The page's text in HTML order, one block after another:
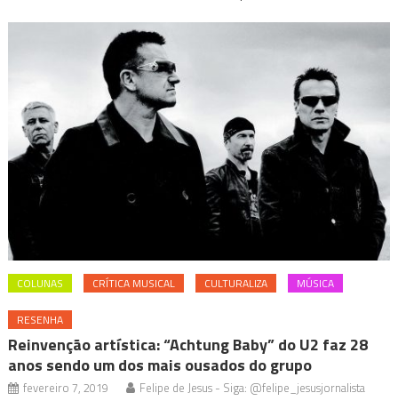
COLUNAS CRÍTICA MUSICAL CULTURALIZA MÚSICA
RESENHA
Reinvenção artística: “Achtung Baby” do U2 faz 28
anos sendo um dos mais ousados do grupo
fevereiro 7, 2019 Felipe de Jesus - Siga: @felipe_jesusjornalista